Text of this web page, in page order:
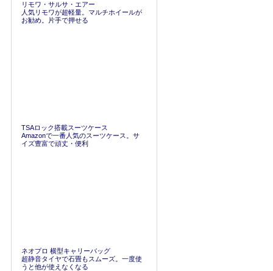
リモワ・サルサ・エアー
人気リモワが超軽量。マルチホイールが
お勧め。片手で押せる
TSAロック搭載スーツケース
Amazonで一番人気のスーツケース。サ
イズ豊富で頑丈・便利
ネオプロ 横型キャリーバッグ
超静音タイヤで石畳もスムーズ。一度使
うと他が使えなくなる